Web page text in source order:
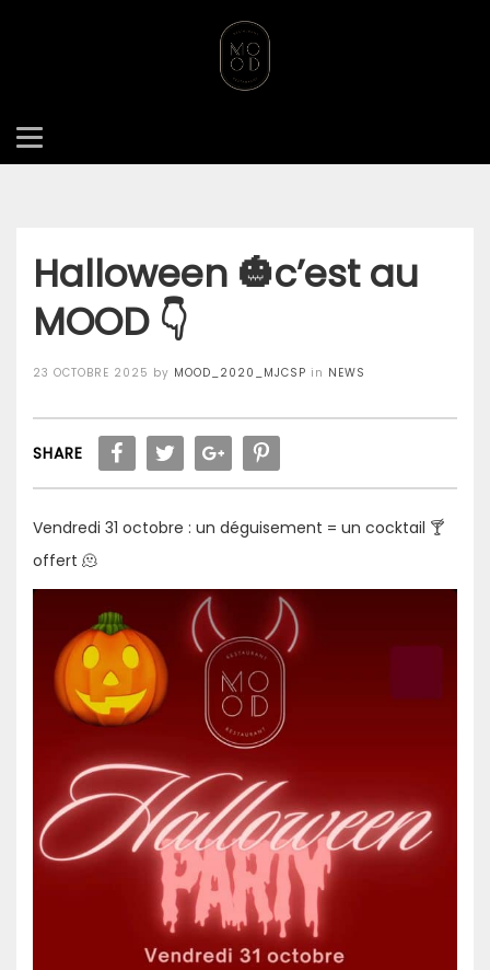
Halloween 🎃c’est au
MOOD 👇
Posted
23 OCTOBRE 2025 by MOOD_2020_MJCSP in NEWS
SHARE
Vendredi 31 octobre : un déguisement = un cocktail 🍸
offert 🫠